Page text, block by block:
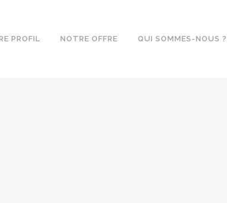
PROFIL NOTRE OFFRE QUI SOMMES-NOUS ?